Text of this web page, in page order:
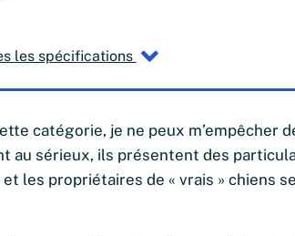
les spécifications
catégorie, je ne peux m’empêcher
au sérieux, ils présentent des
les propriétaires de « vrais » chiens